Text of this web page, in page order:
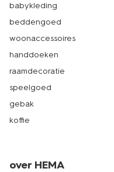
babykleding
beddengoed
woonaccessoires
handdoeken
raamdecoratie
speelgoed
gebak
koffie
over HEMA